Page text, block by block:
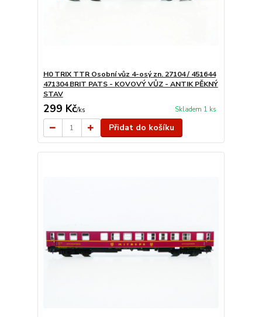
H0 TRIX TTR Osobní vůz 4-osý zn. 27104 / 451644
471304 BRIT PATS - KOVOVÝ VŮZ - ANTIK PĚKNÝ
STAV
299 Kč/ks Skladem 1 ks
Přidat do košíku